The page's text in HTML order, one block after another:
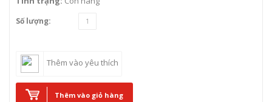
Số lượng:
Thêm vào yêu thích
Thêm vào giỏ hàng